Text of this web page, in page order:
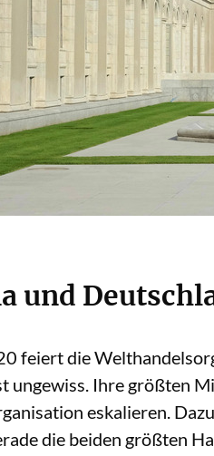
und
feiert die
ungewiss. Ihre größten
eskalieren.
die beiden größten